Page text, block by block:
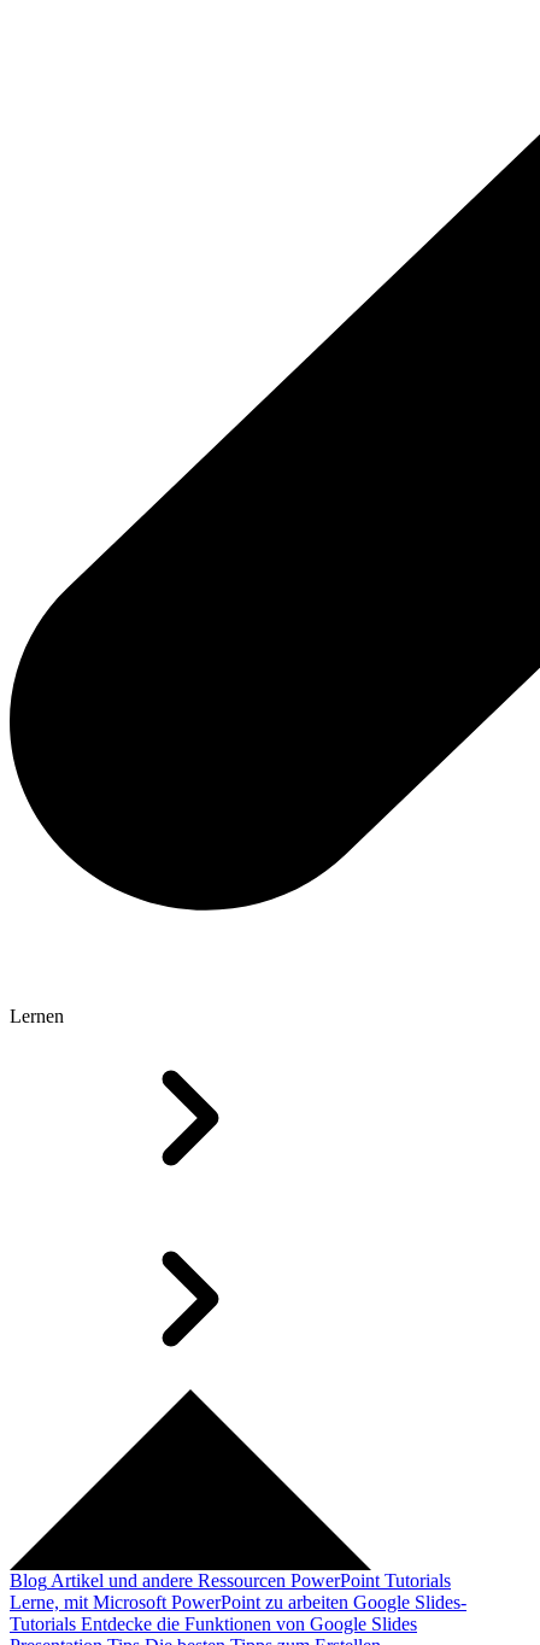
Lernen
Blog Artikel und andere Ressourcen PowerPoint Tutorials
Lerne, mit Microsoft PowerPoint zu arbeiten Google Slides-
Tutorials Entdecke die Funktionen von Google Slides